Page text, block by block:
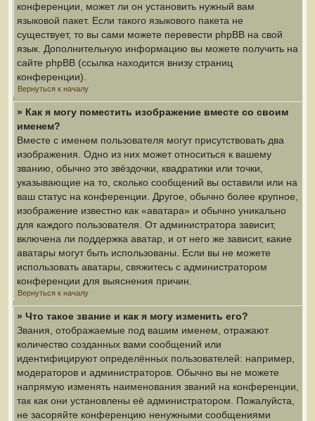
конференции, может ли он установить нужный вам
языковой пакет. Если такого языкового пакета не
существует, то вы сами можете перевести phpBB на свой
язык. Дополнительную информацию вы можете получить на
сайте phpBB (ссылка находится внизу страниц
конференции).
Вернуться к началу
» Как я могу поместить изображение вместе со своим
именем?
Вместе с именем пользователя могут присутствовать два
изображения. Одно из них может относиться к вашему
званию, обычно это звёздочки, квадратики или точки,
указывающие на то, сколько сообщений вы оставили или на
ваш статус на конференции. Другое, обычно более крупное,
изображение известно как «аватара» и обычно уникально
для каждого пользователя. От администратора зависит,
включена ли поддержка аватар, и от него же зависит, какие
аватары могут быть использованы. Если вы не можете
использовать аватары, свяжитесь с администратором
конференции для выяснения причин.
Вернуться к началу
» Что такое звание и как я могу изменить его?
Звания, отображаемые под вашим именем, отражают
количество созданных вами сообщений или
идентифицируют определённых пользователей: например,
модераторов и администраторов. Обычно вы не можете
напрямую изменять наименования званий на конференции,
так как они установлены её администратором. Пожалуйста,
не засоряйте конференцию ненужными сообщениями